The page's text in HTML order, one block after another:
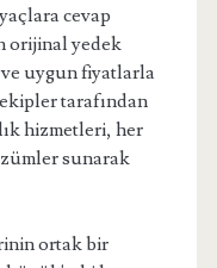
cevap
orijinal yedek
uygun fiyatlarla
tarafından
hizmetleri, her
sunarak
ortak bir